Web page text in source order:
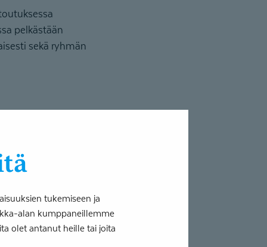
tukemiseen ja
alan kumppaneillemme
olet antanut heille tai joita
pelkästään
sekä ryhmän
kanssa.
vastaa kaikkiin